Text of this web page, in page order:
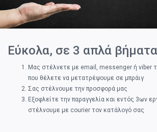
Εύκολα, σε 3 απλά
Μας στέλνετε με email, messenger ή viber
που θέλετε να μετατρέψουμε σε μπράιγ
Σας στέλνουμε την προσφορά μας
Εξοφλείτε την παραγγελία και εντός 3ων
στέλνουμε με courier τον κατάλογό σας